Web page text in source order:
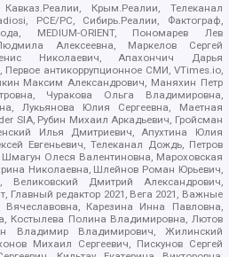
Крым.Реалии, Телеканал
PCE/PC, Сибирь.Реалии, Фактограф,
MEDIUM-ORIENT, Пономарев Лев
Алексеевна, Маркелов Сергей
Николаевич, Апахончич Дарья
Первое антикоррупционное СМИ, VTimes.io,
Максим Александрович, Маняхин Петр
Чуракова Ольга Владимировна,
Лукьянова Юлия Сергеевна, Маетная
SIA, Рубин Михаил Аркадьевич, Гройсман
Илья Дмитриевич, Апухтина Юлия
Евгеньевич, Телеканал Дождь, Петров
Олеся Валентиновна, Мароховская
Николаевна, Шлейнов Роман Юрьевич,
Дмитрий Александрович,
Главный редактор 2021, Вега 2021, Важные
Вячеславовна, Карезина Инна Павловна,
Костылева Полина Владимировна, Лютов
Владимир Владимирович, Жилинский
Михаил Сергеевич, Пискунов Сергей